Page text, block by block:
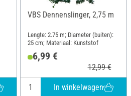
VBS Dennenslinger, 2,75 m
Lengte: 2.75 m; Diameter (buiten):
25 cm; Materiaal: Kunststof
6,99 €
12,99 €
In winkelwagen